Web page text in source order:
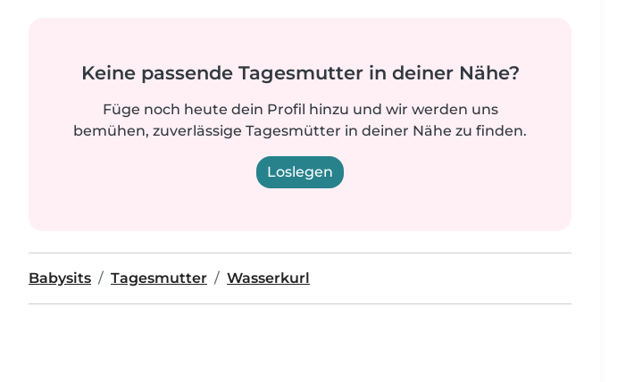
Keine passende Tagesmutter in deiner Nähe?
Füge noch heute dein Profil hinzu und wir werden uns
bemühen, zuverlässige Tagesmütter in deiner Nähe zu finden.
Loslegen
Babysits Tagesmutter Wasserkurl